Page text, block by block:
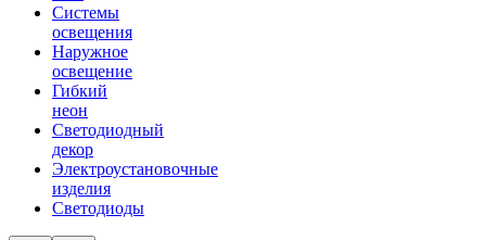
Системы
освещения
Наружное
освещение
Гибкий
неон
Светодиодный
декор
Электроустановочные
изделия
Светодиоды